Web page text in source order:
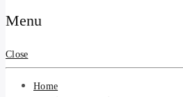
ขายดี ขายฟรี รั
สินค้าและบริการ
Menu
Close
Home